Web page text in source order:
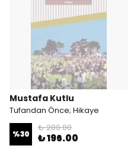
Mustafa Kutlu
Tufandan Önce; Hikaye
%30
₺ 280.00
₺ 196.00